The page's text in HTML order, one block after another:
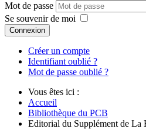
Mot de passe
Se souvenir de moi
Connexion
Créer un compte
Identifiant oublié ?
Mot de passe oublié ?
Vous êtes ici :
Accueil
Bibliothèque du PCB
Editorial du Supplément de